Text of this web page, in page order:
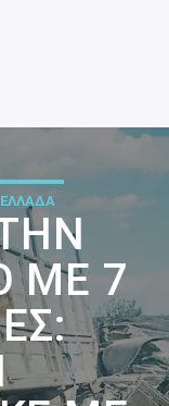
ΕΛΛΑΔΑ
ΜΕ 7